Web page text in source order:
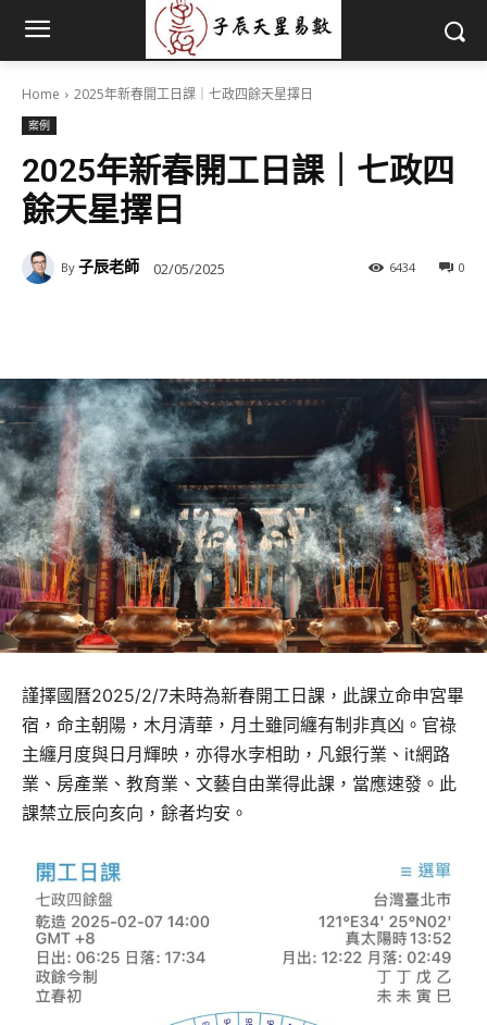
Home 2025年新春開工日課｜七政四餘天星擇日
案例
2025年新春開工日課｜七政四
餘天星擇日
By 子辰老師 02/05/2025 0
6434
謹擇國曆2025/2/7未時為新春開工日課，此課立命申宮畢
宿，命主朝陽，木月清華，月土雖同纏有制非真凶。官祿
主纏月度與日月輝映，亦得水孛相助，凡銀行業、it網路
業、房產業、教育業、文藝自由業得此課，當應速發。此
課禁立辰向亥向，餘者均安。